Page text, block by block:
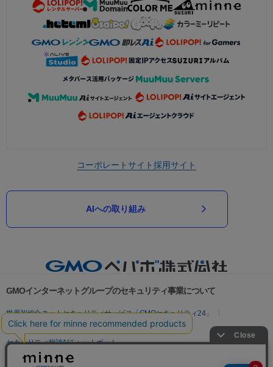
コーポレートサイト採用サイト
AIへの取り組み
GMOインターネットグループのセキュリティ事業について
世界初総合ネットセキュリティサービス「GMOセキュリティ24」
パスワード漏洩診断
Webサイトリスク診断
セキュリティ相談AIチャットボット
実在証明・盗聴対策